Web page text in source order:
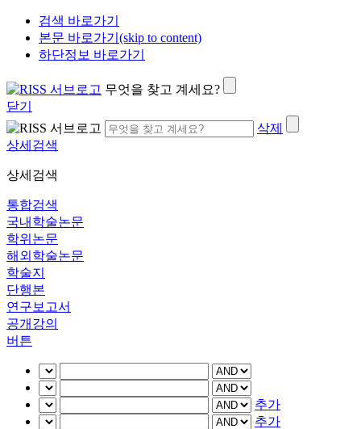
검색 바로가기
본문 바로가기(skip to content)
하단정보 바로가기
무엇을 찾고 계세요?
닫기
삭제
상세검색
상세검색
통합검색
국내학술논문
학위논문
해외학술논문
학술지
단행본
연구보고서
공개강의
버튼
추가
추가